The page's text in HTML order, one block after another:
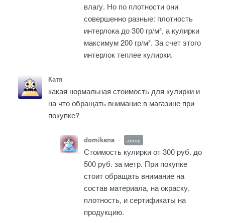
влагу. Но по плотности они
совершенно разные: плотность
интерлока до 300 гр/м², а кулирки
максимум 200 гр/м². За счет этого
интерлок теплее кулирки.
Катя
какая нормальная стоимость для кулирки и
на что обращать внимание в магазине при
покупке?
domiksna • автор
Стоимость кулирки от 300 руб. до
500 руб. за метр. При покупке
стоит обращать внимание на
состав материала, на окраску,
плотность, и сертификаты на
продукцию.